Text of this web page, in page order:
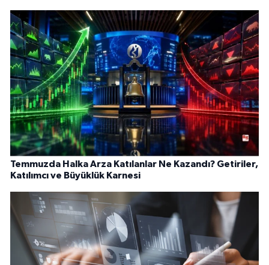
Temmuzda Halka Arza Katılanlar Ne Kazandı? Getiriler,
Katılımcı ve Büyüklük Karnesi